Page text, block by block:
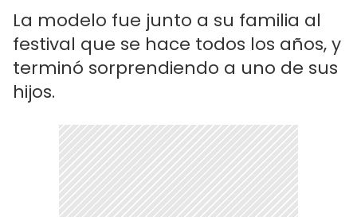
La modelo fue junto a su familia al
festival que se hace todos los años, y
terminó sorprendiendo a uno de sus
hijos.